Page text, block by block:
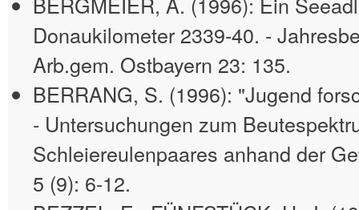
Donaukilometer 2339-40. -
Arb.gem. Ostbayern 23: 135.
BERRANG, S. (1996): "Jugend
- Untersuchungen zum
Schleiereulenpaares anhand der
5 (9): 6-12.